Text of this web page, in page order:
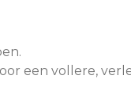
een vollere,